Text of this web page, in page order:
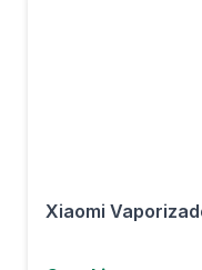
Xiaomi